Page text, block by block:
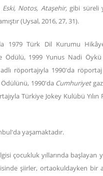
Eski, Notos, Ataşehir, gibi süreli
(Uysal, 2016, 27, 31).
1979 Türk Dil Kurumu
Ödülü, 1999 Yunus Nadi
röportajıyla 1990'da
Ödülünü, 1990'da Cumhuriyet
Türkiye Jokey Kulübü Yılın
yaşamaktadır.
çocukluk yıllarında başlayan
şiirler, ortaokuldayken bir